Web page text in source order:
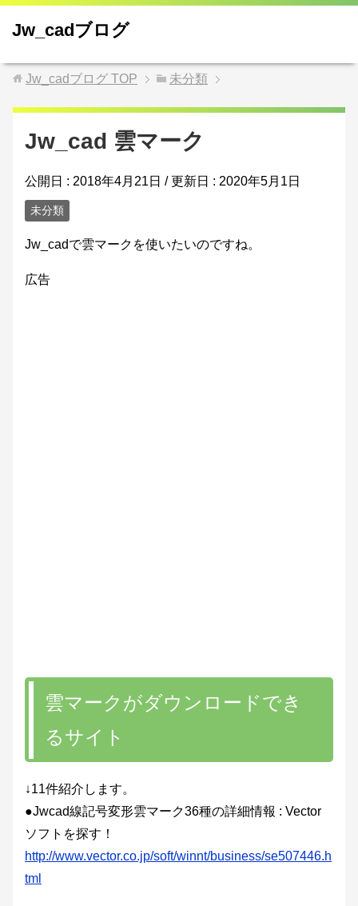
Jw_cadブログ
Jw_cadブログ TOP 未分類
Jw_cad 雲マーク
公開日 : 2018年4月21日 / 更新日 : 2020年5月1日
未分類
Jw_cadで雲マークを使いたいのですね。
広告
雲マークがダウンロードでき
るサイト
↓11件紹介します。
●Jwcad線記号変形雲マーク36種の詳細情報 : Vector
ソフトを探す！
http://www.vector.co.jp/soft/winnt/business/se507446.h
tml